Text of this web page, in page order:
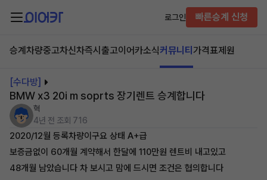
로그인 빠른승계 신청
승계차량중고차신차즉시출고이어카소식커뮤니티 가격표제원
[수다방]
BMW x3 20i m soprts 장기렌트 승계합니다
혁
4년 전 조회 716
2020/12월 등록차량이구요 상태 A+급
보증금없이 60개월 계약해서 한달에 110만원 렌트비 내고있고
48개월 남았습니다 차 보시고 맘에 드시면 조건은 협의합니다